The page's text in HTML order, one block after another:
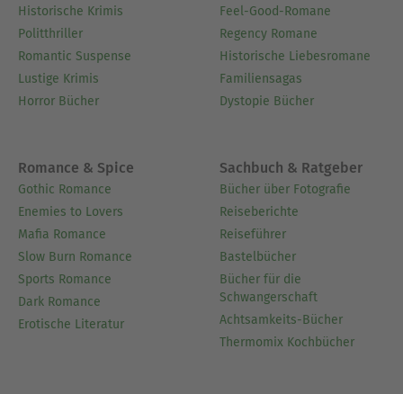
Historische Krimis
Politthriller
Romantic Suspense
Lustige Krimis
Horror Bücher
Feel-Good-Romane
Regency Romane
Historische Liebesromane
Familiensagas
Dystopie Bücher
Romance & Spice
Gothic Romance
Enemies to Lovers
Mafia Romance
Slow Burn Romance
Sports Romance
Dark Romance
Erotische Literatur
Sachbuch & Ratgeber
Bücher über Fotografie
Reiseberichte
Reiseführer
Bastelbücher
Bücher für die
Schwangerschaft
Achtsamkeits-Bücher
Thermomix Kochbücher